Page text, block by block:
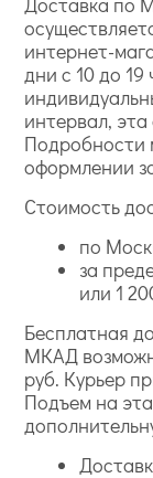
интернет-
дни с 10 до
интервал,
Подробности
оформлении
Стоимость
по
за
или 1
Бесплатная
МКАД
руб. Курьер
Подъем на